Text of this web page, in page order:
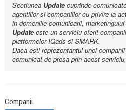
Sectiunea Updatecuprinde
agentiilor si companiilor cu privire la
in domeniile comunicarii,
Updateeste un serviciu oferit
platformelor IQads si SMARK.
Daca esti reprezentantul unei
comunicat de presa prin acest
Companii